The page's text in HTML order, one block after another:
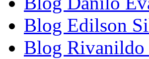
Blog Edilson
Blog Rivanildo